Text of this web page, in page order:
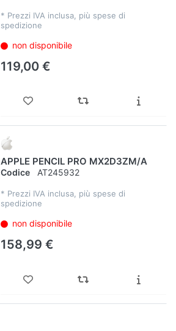
* Prezzi IVA inclusa, più spese di
spedizione
non disponibile
119,00 €
APPLE PENCIL PRO MX2D3ZM/A
Codice AT245932
* Prezzi IVA inclusa, più spese di
spedizione
non disponibile
158,99 €